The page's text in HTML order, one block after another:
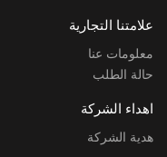
علامتنا التجارية
معلومات عنا
حالة الطلب
اهداء الشركة
هدية الشركة